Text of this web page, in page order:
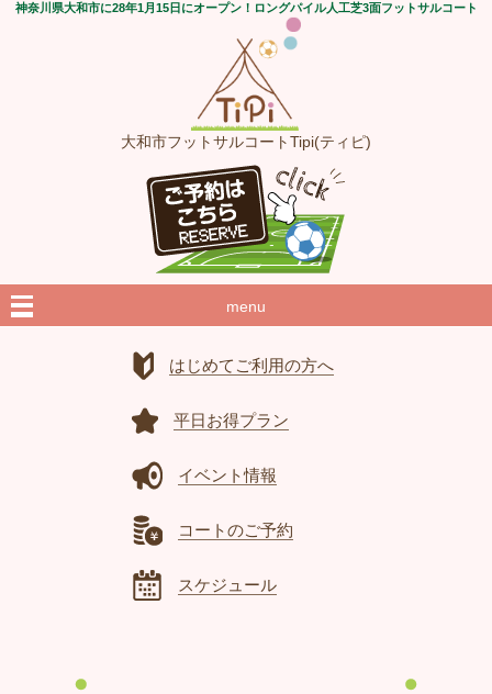
神奈川県大和市に28年1月15日にオープン！ロングパイル人工芝3面フットサルコート
大和市フットサルコートTipi(ティピ)
menu
はじめてご利用の方へ
平日お得プラン
イベント情報
コートのご予約
スケジュール